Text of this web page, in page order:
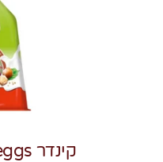
קינדר mini eggs אגוזי לוז